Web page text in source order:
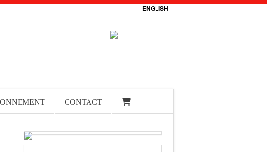
ENGLISH
CONTACT